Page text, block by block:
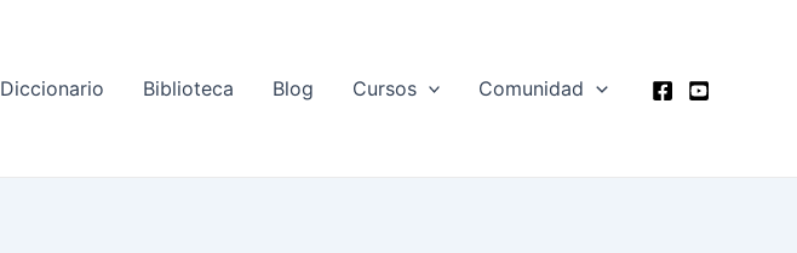
Diccionario Biblioteca Blog Cursos Comunidad